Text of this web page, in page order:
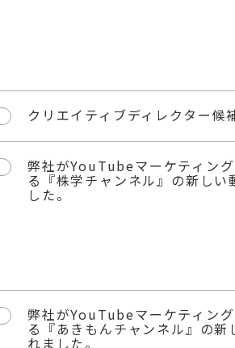
クリエイティブディレクター候
弊社がYouTubeマーケティン
る『株学チャンネル』の新しい
した。
弊社がYouTubeマーケティン
る『あきもんチャンネル』の新
れました。